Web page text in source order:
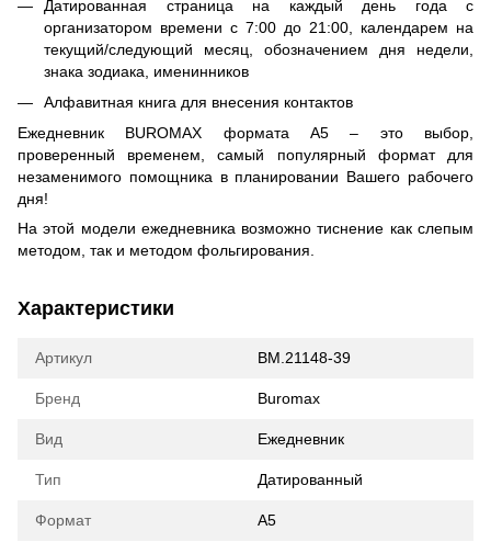
Датированная страница на каждый день года с
организатором времени с 7:00 до 21:00, календарем на
текущий/следующий месяц, обозначением дня недели,
знака зодиака, именинников
Алфавитная книга для внесения контактов
Ежедневник BUROMAX формата А5 – это выбор,
проверенный временем, самый популярный формат для
незаменимого помощника в планировании Вашего рабочего
дня!
На этой модели ежедневника возможно тиснение как слепым
методом, так и методом фольгирования.
Характеристики
Артикул BM.21148-39
Бренд Buromax
Вид Ежедневник
Тип Датированный
Формат А5